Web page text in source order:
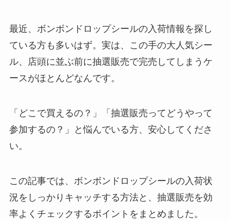
最近、ボンボンドロップシールの入荷情報を探し
ている方も多いはず。実は、この手の大人気シー
ル、店頭に並ぶ前に抽選販売で完売してしまうケ
ースがほとんどなんです。
「どこで買えるの？」「抽選販売ってどうやって
参加するの？」と悩んでいる方、安心してくださ
い。
この記事では、ボンボンドロップシールの入荷状
況をしっかりキャッチする方法と、抽選販売を効
率よくチェックするポイントをまとめました。